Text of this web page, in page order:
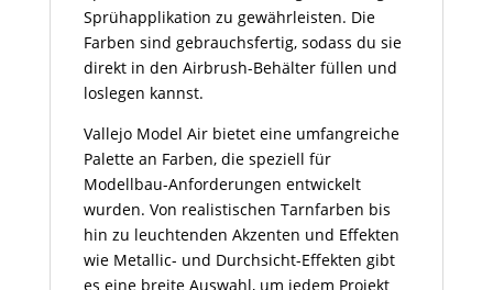
Sprühapplikation zu gewährleisten. Die
Farben sind gebrauchsfertig, sodass du sie
direkt in den Airbrush-Behälter füllen und
loslegen kannst.
Vallejo Model Air bietet eine umfangreiche
Palette an Farben, die speziell für
Modellbau-Anforderungen entwickelt
wurden. Von realistischen Tarnfarben bis
hin zu leuchtenden Akzenten und Effekten
wie Metallic- und Durchsicht-Effekten gibt
es eine breite Auswahl, um jedem Projekt